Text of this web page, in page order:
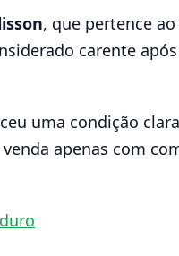
, que pertence
carente
uma condição
apenas com